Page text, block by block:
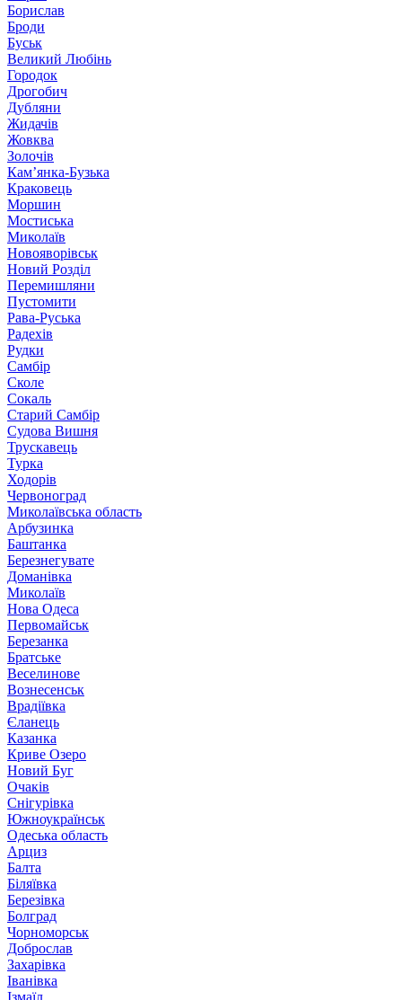
Борислав
Броди
Буськ
Великий Любінь
Городок
Дрогобич
Дубляни
Жидачів
Жовква
Золочів
Кам’янка-Бузька
Краковець
Моршин
Мостиська
Миколаїв
Новояворівськ
Новий Розділ
Перемишляни
Пустомити
Рава-Руська
Радехів
Рудки
Самбір
Сколе
Сокаль
Старий Самбір
Судова Вишня
Трускавець
Турка
Ходорів
Червоноград
Миколаївська область
Арбузинка
Баштанка
Березнегувате
Доманівка
Миколаїв
Нова Одеса
Первомайськ
Березанка
Братське
Веселинове
Вознесенськ
Врадіївка
Єланець
Казанка
Криве Озеро
Новий Буг
Очаків
Снігурівка
Южноукраїнськ
Одеська область
Арциз
Балта
Біляївка
Березівка
Болград
Чорноморськ
Доброслав
Захарівка
Іванівка
Ізмаїл